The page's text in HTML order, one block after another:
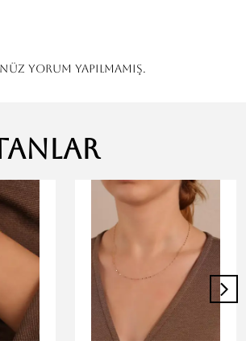
yorum yapılmamış.